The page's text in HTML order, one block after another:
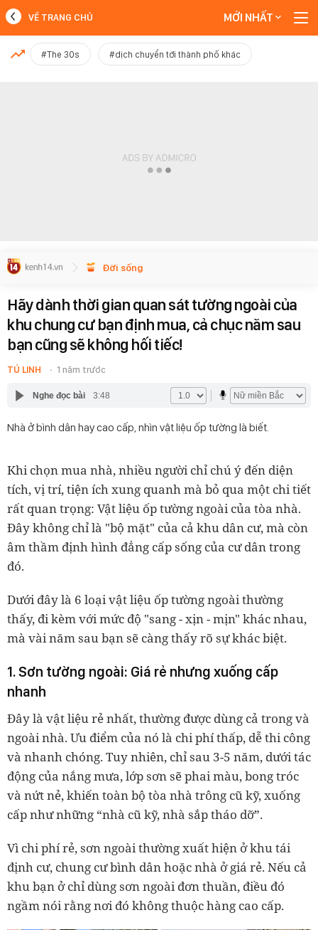
MỚI NHẤT
VỀ TRANG CHỦ MỚI NHẤT
#The 30s #dịch chuyển tới thành phố khác
Đời sống
Hãy dành thời gian quan sát tường ngoài của
khu chung cư bạn định mua, cả chục năm sau
bạn cũng sẽ không hối tiếc!
TÚ LINH 1 năm trước
Nghe đọc bài 3:48
Nhà ở bình dân hay cao cấp, nhìn vật liệu ốp tường là biết.
Khi chọn mua nhà, nhiều người chỉ chú ý đến diện
tích, vị trí, tiện ích xung quanh mà bỏ qua một chi tiết
rất quan trọng: Vật liệu ốp tường ngoài của tòa nhà.
Đây không chỉ là "bộ mặt" của cả khu dân cư, mà còn
âm thầm định hình đẳng cấp sống của cư dân trong
đó.
Dưới đây là 6 loại vật liệu ốp tường ngoài thường
thấy, đi kèm với mức độ "sang - xịn - mịn" khác nhau,
mà vài năm sau bạn sẽ càng thấy rõ sự khác biệt.
1. Sơn tường ngoài: Giá rẻ nhưng xuống cấp
nhanh
Đây là vật liệu rẻ nhất, thường được dùng cả trong và
ngoài nhà. Ưu điểm của nó là chi phí thấp, dễ thi công
và nhanh chóng. Tuy nhiên, chỉ sau 3-5 năm, dưới tác
động của nắng mưa, lớp sơn sẽ phai màu, bong tróc
và nứt nẻ, khiến toàn bộ tòa nhà trông cũ kỹ, xuống
cấp như những “nhà cũ kỹ, nhà sắp tháo dỡ”.
Vì chi phí rẻ, sơn ngoài thường xuất hiện ở khu tái
định cư, chung cư bình dân hoặc nhà ở giá rẻ. Nếu cả
khu bạn ở chỉ dùng sơn ngoài đơn thuần, điều đó
ngầm nói rằng nơi đó không thuộc hàng cao cấp.